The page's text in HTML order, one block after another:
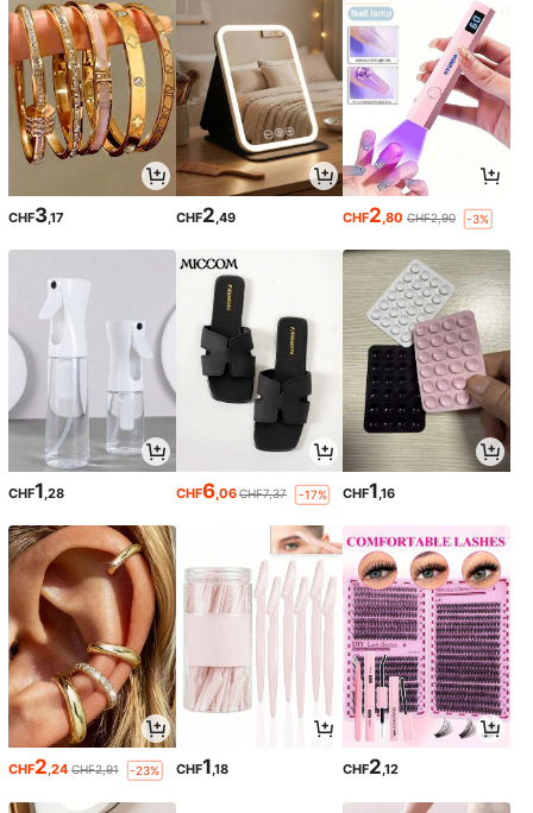
CHF3,17 CHF2,49 CHF2,80 CHF2,90 -3%
CHF1,28 CHF6,06CHF7,37 -17% CHF1,16
CHF2,24 CHF2,91 -23% CHF1,18 CHF2,12